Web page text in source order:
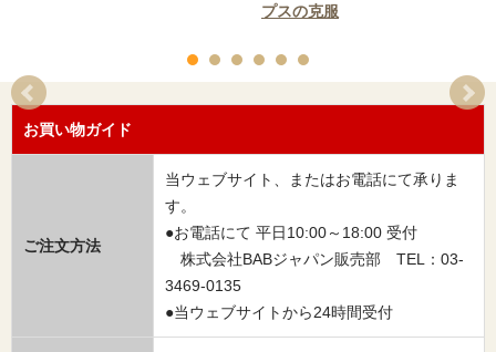
プスの克服
お買い物ガイド
ご注文方法
当ウェブサイト、またはお電話にて承りま
す。
●お電話にて 平日10:00～18:00 受付
株式会社BABジャパン販売部 TEL：03-
3469-0135
●当ウェブサイトから24時間受付